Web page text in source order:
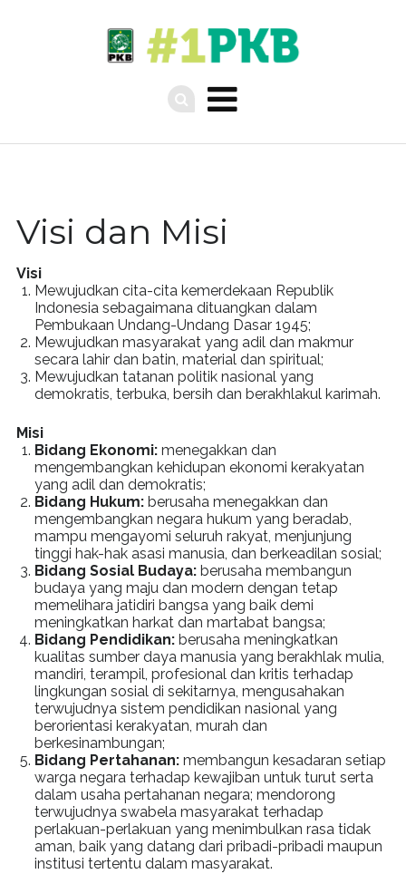
Visi dan Misi
Visi
Mewujudkan cita-cita kemerdekaan Republik
Indonesia sebagaimana dituangkan dalam
Pembukaan Undang-Undang Dasar 1945;
Mewujudkan masyarakat yang adil dan makmur
secara lahir dan batin, material dan spiritual;
Mewujudkan tatanan politik nasional yang
demokratis, terbuka, bersih dan berakhlakul karimah.
Misi
Bidang Ekonomi: menegakkan dan
mengembangkan kehidupan ekonomi kerakyatan
yang adil dan demokratis;
Bidang Hukum: berusaha menegakkan dan
mengembangkan negara hukum yang beradab,
mampu mengayomi seluruh rakyat, menjunjung
tinggi hak-hak asasi manusia, dan berkeadilan sosial;
Bidang Sosial Budaya: berusaha membangun
budaya yang maju dan modern dengan tetap
memelihara jatidiri bangsa yang baik demi
meningkatkan harkat dan martabat bangsa;
Bidang Pendidikan: berusaha meningkatkan
kualitas sumber daya manusia yang berakhlak mulia,
mandiri, terampil, profesional dan kritis terhadap
lingkungan sosial di sekitarnya, mengusahakan
terwujudnya sistem pendidikan nasional yang
berorientasi kerakyatan, murah dan
berkesinambungan;
Bidang Pertahanan: membangun kesadaran setiap
warga negara terhadap kewajiban untuk turut serta
dalam usaha pertahanan negara; mendorong
terwujudnya swabela masyarakat terhadap
perlakuan-perlakuan yang menimbulkan rasa tidak
aman, baik yang datang dari pribadi-pribadi maupun
institusi tertentu dalam masyarakat.